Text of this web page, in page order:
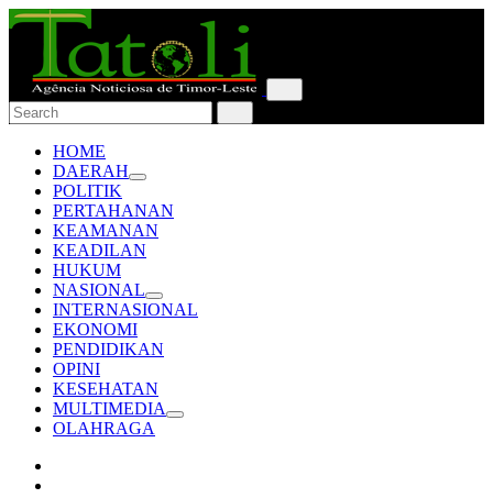
HOME
DAERAH
POLITIK
PERTAHANAN
KEAMANAN
KEADILAN
HUKUM
NASIONAL
INTERNASIONAL
EKONOMI
PENDIDIKAN
OPINI
KESEHATAN
MULTIMEDIA
OLAHRAGA